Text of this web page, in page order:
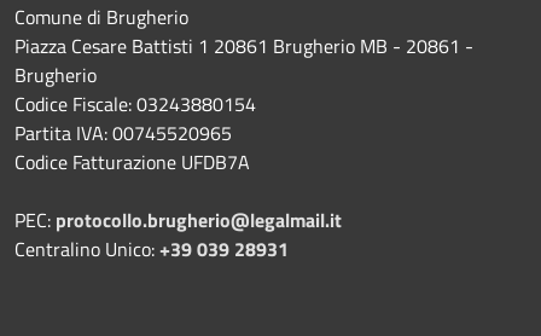
Comune di Brugherio
Piazza Cesare Battisti 1 20861 Brugherio MB - 20861 -
Brugherio
Codice Fiscale: 03243880154
Partita IVA: 00745520965
Codice Fatturazione UFDB7A
PEC: protocollo.brugherio@legalmail.it
Centralino Unico:+39 039 28931